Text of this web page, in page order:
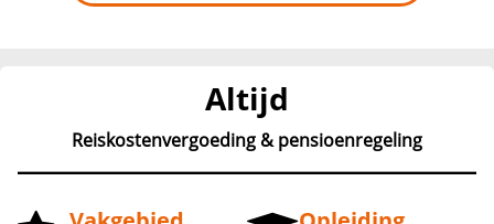
Altijd
Reiskostenvergoeding & pensioenregeling